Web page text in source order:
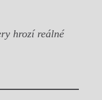
hrozí reálné